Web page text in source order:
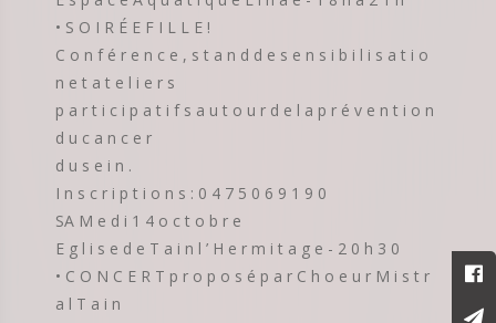
• S O I R É E F I L L E !
C o n f é r e n c e , s t a n d d e s e n s i b i l i s a t i o
n e t a t e l i e r s
p a r t i c i p a t i f s a u t o u r d e l a p r é v e n t i o n
d u c a n c e r
d u s e i n .
I n s c r i p t i o n s : 0 4 7 5 0 6 9 1 9 0
SA M e d i 1 4 o c t o b r e
E g l i s e d e T a i n l ’ H e r m i t a g e - 2 0 h 3 0
• C O N C E R T p r o p o s é p a r C h o e u r M i s t r
a l T a i n